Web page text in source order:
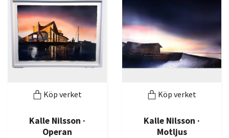
Köp verket
Kalle Nilsson ·
Operan
Köp verket
Kalle Nilsson ·
Motljus